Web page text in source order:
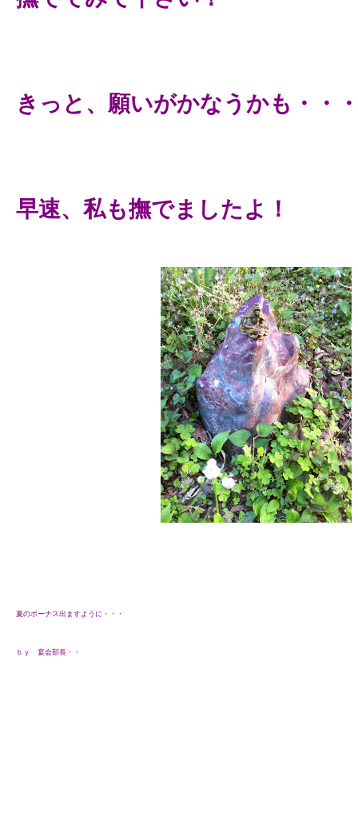
きっと、願いがかなうかも・・
早速、私も撫でましたよ！
夏のボーナス出ますように・・・
ｂｙ 宴会部長・・